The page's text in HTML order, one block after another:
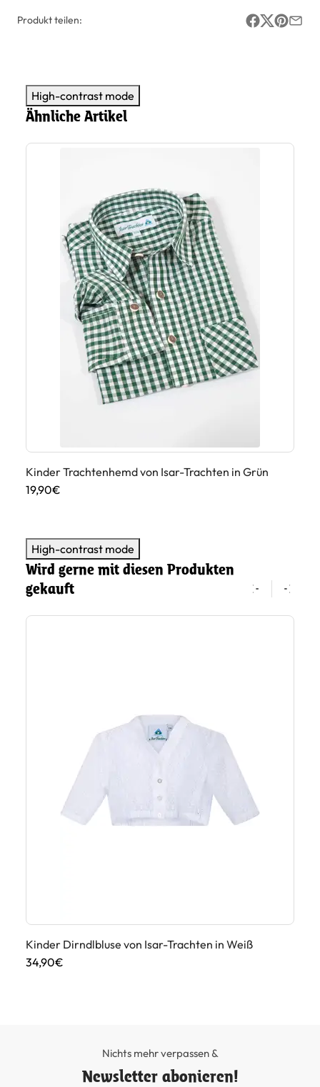
Produkt teilen:
High-contrast mode
Ähnliche Artikel
Kinder Trachtenhemd von Isar-Trachten in Grün
19,90€
High-contrast mode
Wird gerne mit diesen Produkten
gekauft
Kinder Dirndlbluse von Isar-Trachten in Weiß
34,90€
Nichts mehr verpassen &
Newsletter abonieren!